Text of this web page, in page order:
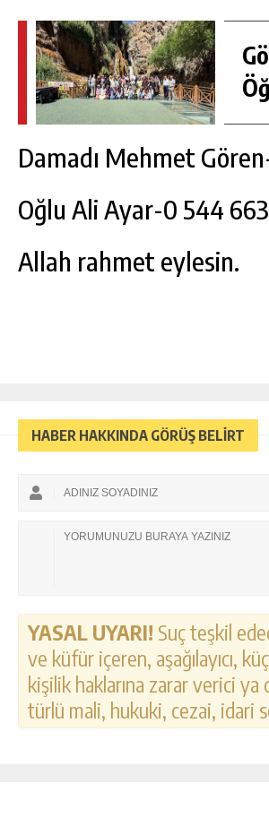
Damadı Mehmet
Oğlu Ali Ayar-0 544
Allah rahmet eylesin.
HABER HAKKINDA GÖRÜŞ BELİRT
YASAL UYARI! Suç teşkil
ve küfür içeren, aşağılayıcı,
kişilik haklarına zarar verici
türlü mali, hukuki, cezai, idari